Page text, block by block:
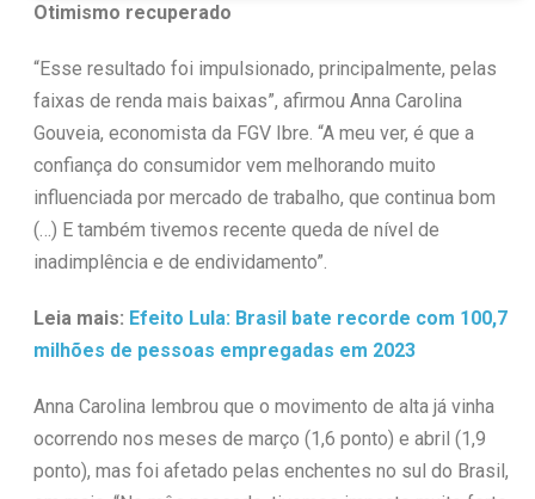
Otimismo recuperado
“Esse resultado foi impulsionado, principalmente, pelas
faixas de renda mais baixas”, afirmou Anna Carolina
Gouveia, economista da FGV Ibre. “A meu ver, é que a
confiança do consumidor vem melhorando muito
influenciada por mercado de trabalho, que continua bom
(…) E também tivemos recente queda de nível de
inadimplência e de endividamento”.
Leia mais: Efeito Lula: Brasil bate recorde com 100,7
milhões de pessoas empregadas em 2023
Anna Carolina lembrou que o movimento de alta já vinha
ocorrendo nos meses de março (1,6 ponto) e abril (1,9
ponto), mas foi afetado pelas enchentes no sul do Brasil,